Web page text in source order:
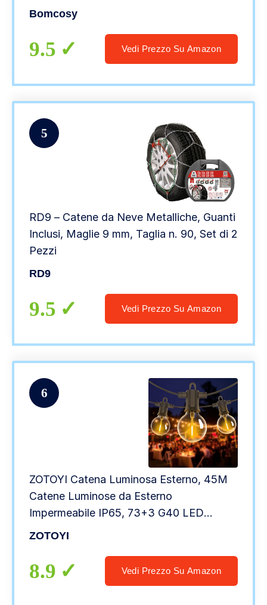
Luminose Esterni Decorative per Feste
Terrazzo Matrimonio Partito
Bomcosy
9.5 Vedi Prezzo Su Amazon
5
RD9 – Catene da Neve Metalliche, Guanti
Inclusi, Maglie 9 mm, Taglia n. 90, Set di 2
Pezzi
RD9
9.5 Vedi Prezzo Su Amazon
6
ZOTOYI Catena Luminosa Esterno, 45M
Catene Luminose da Esterno
Impermeabile IP65, 73+3 G40 LED
Plastica Lampadine, Warmweiß 2700K
GiardinoTerrazza Natale Festa
ZOTOYI
8.9 Vedi Prezzo Su Amazon